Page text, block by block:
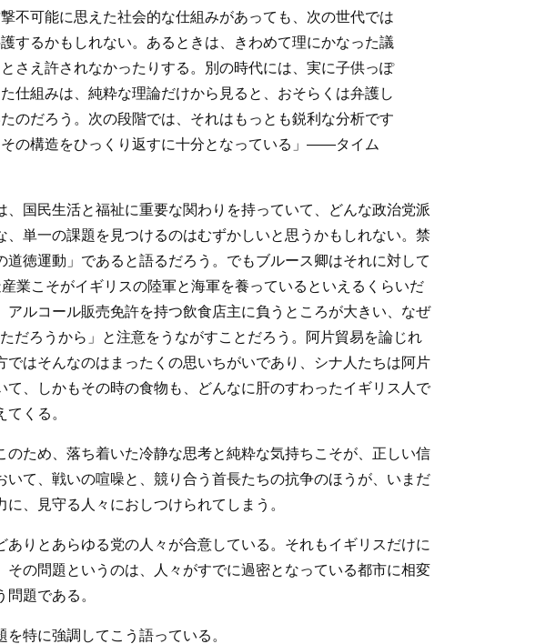
不可能に思えた社会的な仕組みがあっても、次の世代では
するかもしれない。あるときは、きわめて理にかなった議
さえ許されなかったりする。別の時代には、実に子供っぽ
仕組みは、純粋な理論だけから見ると、おそらくは弁護し
のだろう。次の段階では、それはもっとも鋭利な分析です
の構造をひっくり返すに十分となっている」――タイム
国民生活と福祉に重要な関わりを持っていて、どんな政治党派
単一の課題を見つけるのはむずかしいと思うかもしれない。禁
徳運動」であると語るだろう。でもブルース卿はそれに対して
業こそがイギリスの陸軍と海軍を養っているといえるくらいだ
ルコール販売免許を持つ飲食店主に負うところが大きい、なぜ
だろうから」と注意をうながすことだろう。阿片貿易を論じれ
はそんなのはまったくの思いちがいであり、シナ人たちは阿片
、しかもその時の食物も、どんなに肝のすわったイギリス人で
くる。
ため、落ち着いた冷静な思考と純粋な気持ちこそが、正しい信
て、戦いの喧噪と、競り合う首長たちの抗争のほうが、いまだ
、見守る人々におしつけられてしまう。
りとあらゆる党の人々が合意している。それもイギリスだけに
の問題というのは、人々がすでに過密となっている都市に相変
題である。
特に強調してこう語っている。